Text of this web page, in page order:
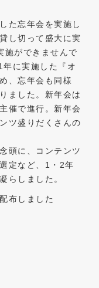
た忘年会を実施し
し切って盛大に実
施ができませんで
に実施した『オ
、忘年会も同様
ました。新年会は
催で進行。新年会
ツ盛りだくさんの
頭に、コンテンツ
定など、1・2年
らしました。
布しました